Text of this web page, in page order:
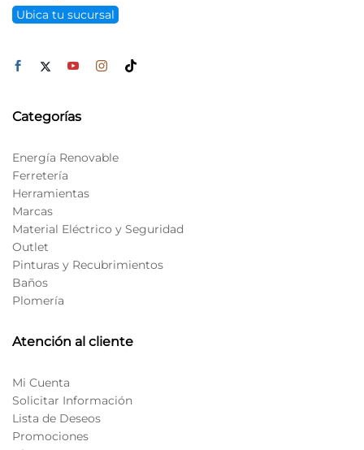
Ubica tu sucursal
Categorías
Energía Renovable
Ferretería
Herramientas
Marcas
Material Eléctrico y Seguridad
Outlet
Pinturas y Recubrimientos
Baños
Plomería
Atención al cliente
Mi Cuenta
Solicitar Información
Lista de Deseos
Promociones